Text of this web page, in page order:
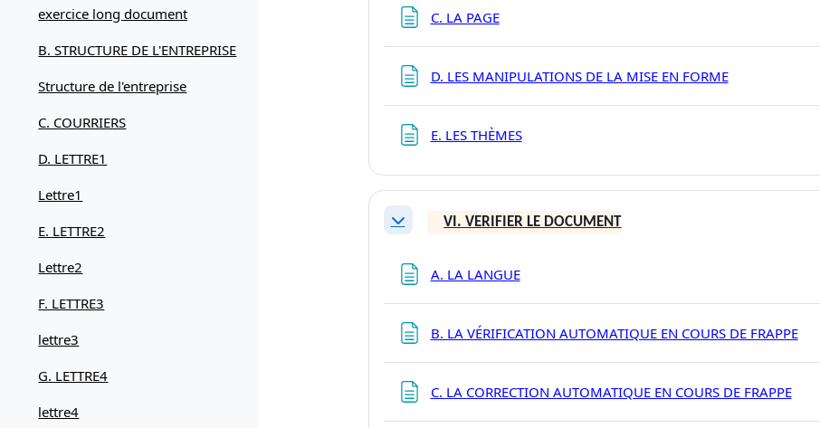
exercice long document
B. STRUCTURE DE L'ENTREPRISE
Structure de l'entreprise
C. COURRIERS
D. LETTRE1
Lettre1
E. LETTRE2
Lettre2
F. LETTRE3
lettre3
G. LETTRE4
lettre4
C. LA PAGE
D. LES MANIPULATIONS DE LA MISE EN FORMEPage
E. LES THÈMESPage
Replier VI. VERIFIER LE DOCUMENT
A. LA LANGUEPage
B. LA VÉRIFICATION AUTOMATIQUE EN COURS DE FRAPPEPage
C. LA CORRECTION AUTOMATIQUE EN COURS DE FRAPPEPage